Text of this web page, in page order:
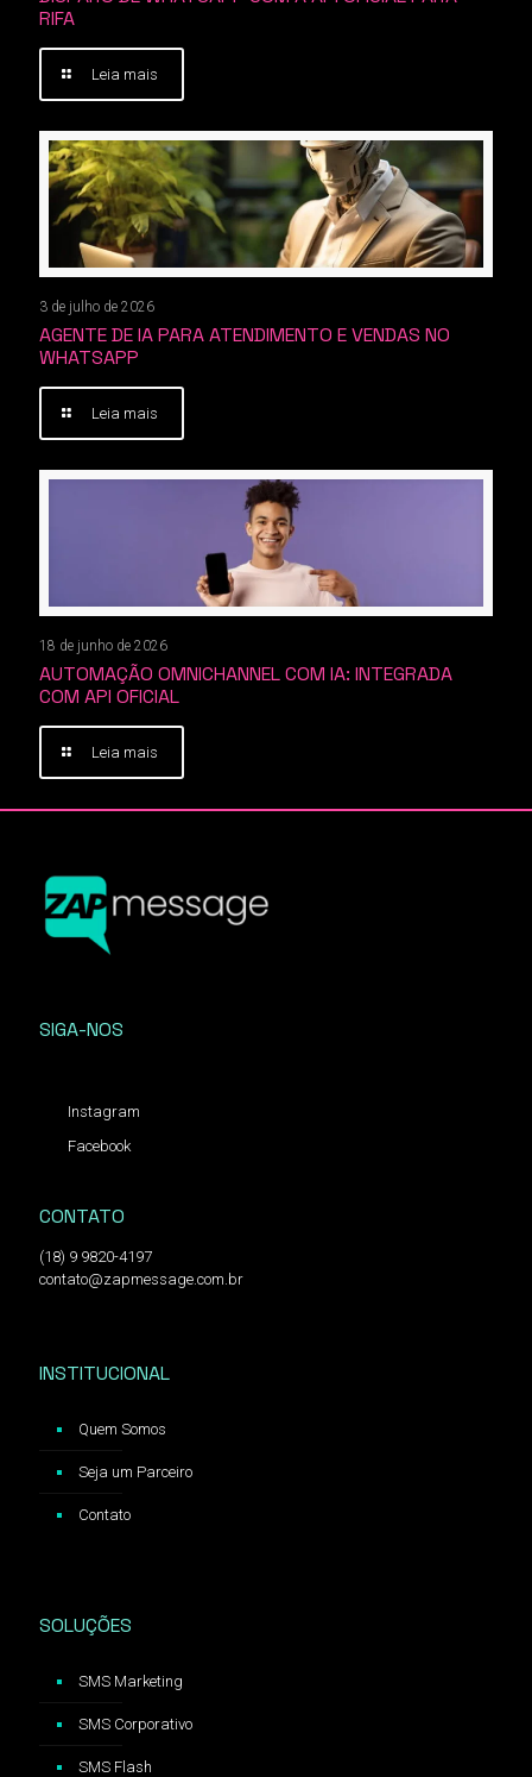
RIFA
Leia mais
3 de julho de 2026
AGENTE DE IA PARA ATENDIMENTO E VENDAS NO
WHATSAPP
Leia mais
18 de junho de 2026
AUTOMAÇÃO OMNICHANNEL COM IA: INTEGRADA
COM API OFICIAL
Leia mais
SIGA-NOS
Instagram
Facebook
CONTATO
(18) 9 9820-4197
contato@zapmessage.com.br
INSTITUCIONAL
Quem Somos
Seja um Parceiro
Contato
SOLUÇÕES
SMS Marketing
SMS Corporativo
SMS Flash